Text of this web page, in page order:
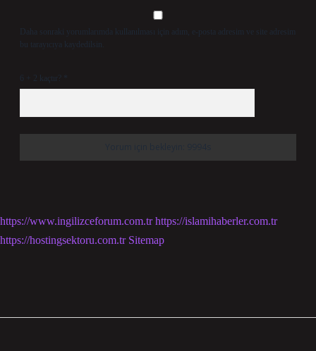
Daha sonraki yorumlarımda kullanılması için adım, e-posta adresim ve site adresim
bu tarayıcıya kaydedilsin.
6 + 2 kaçtır? *
https://www.ingilizceforum.com.tr https://islamihaberler.com.tr
https://hostingsektoru.com.tr Sitemap